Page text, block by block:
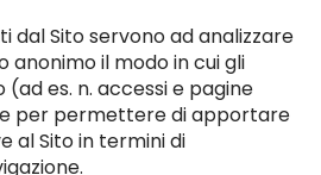
dal Sito servono ad analizzare
anonimo il modo in cui gli
(ad es. n. accessi e pagine
per permettere di apportare
al Sito in termini di